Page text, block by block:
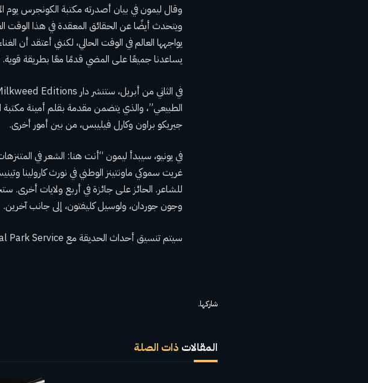
وقال ليمون في بيان أصدرته مكتبة الكونجرس يوم
ويتحدث أيضًا عن الحقائق المعقدة في هذا الوقت
يواجهها العالم في الوقت الحالي، لكنني أعتقد أن
يساعدنا جميعًا على المضي قدمًا معًا بطريقة
الطبيعي”، والذي يتضمن مقدمة بقلم أمينة
جيريكو براون وكارل فيليبس، من بين أمور أخرى.
في يونيو، سيبدأ ليمون “أنت هنا: الشعر في
غريت سموكي ماونتينز الوطني في نورث كارولينا
للشاعر. الحائز على جائزة في أربع ولايات أخرى.
وجون جوردان، ولوسيل كليفتون، إلى جانب آخرين.
سيتم تنسيق أحداث الحديقة مع National Park Service وجمعية الشعر الأمريكية.
شاركها.
المقالات ذات الصلة